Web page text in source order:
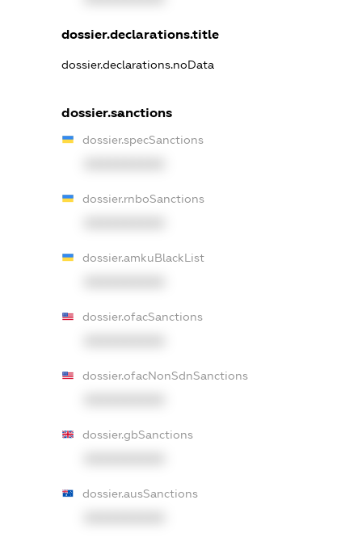
dossier.declarations.title
dossier.declarations.noData
dossier.sanctions
dossier.specSanctions
dossier.rnboSanctions
dossier.amkuBlackList
dossier.ofacSanctions
dossier.ofacNonSdnSanctions
dossier.gbSanctions
dossier.ausSanctions